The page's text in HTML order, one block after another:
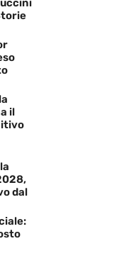
il
dal